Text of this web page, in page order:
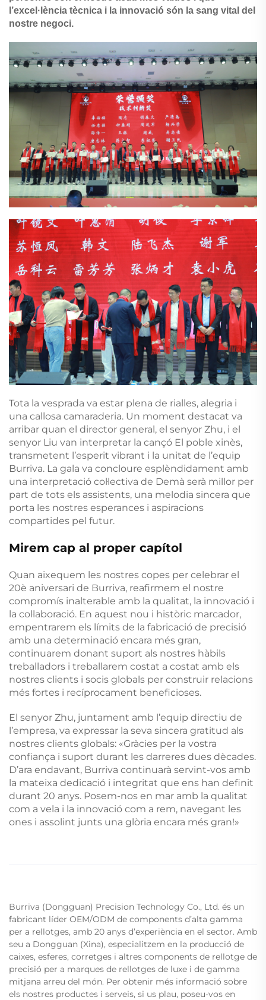
l’excel·lència tècnica i la innovació són la sang vital del
nostre negoci.
Tota la vesprada va estar plena de rialles, alegria i
una callosa camaraderia. Un moment destacat va
arribar quan el director general, el senyor Zhu, i el
senyor Liu van interpretar la cançó El poble xinès,
transmetent l’esperit vibrant i la unitat de l’equip
Burriva. La gala va concloure esplèndidament amb
una interpretació col·lectiva de Demà serà millor per
part de tots els assistents, una melodia sincera que
porta les nostres esperances i aspiracions
compartides pel futur.
Mirem cap al proper capítol
Quan aixequem les nostres copes per celebrar el
20è aniversari de Burriva, reafirmem el nostre
compromís inalterable amb la qualitat, la innovació i
la col·laboració. En aquest nou i històric marcador,
empentrarem els límits de la fabricació de precisió
amb una determinació encara més gran,
continuarem donant suport als nostres hàbils
treballadors i treballarem costat a costat amb els
nostres clients i socis globals per construir relacions
més fortes i recíprocament beneficioses.
El senyor Zhu, juntament amb l’equip directiu de
l’empresa, va expressar la seva sincera gratitud als
nostres clients globals: «Gràcies per la vostra
confiança i suport durant les darreres dues dècades.
D’ara endavant, Burriva continuarà servint-vos amb
la mateixa dedicació i integritat que ens han definit
durant 20 anys. Posem-nos en mar amb la qualitat
com a vela i la innovació com a rem, navegant les
ones i assolint junts una glòria encara més gran!»
Burriva (Dongguan) Precision Technology Co., Ltd. és un
fabricant líder OEM/ODM de components d’alta gamma
per a rellotges, amb 20 anys d’experiència en el sector. Amb
seu a Dongguan (Xina), especialitzem en la producció de
caixes, esferes, corretges i altres components de rellotge de
precisió per a marques de rellotges de luxe i de gamma
mitjana arreu del món. Per obtenir més informació sobre
els nostres productes i serveis, si us plau, poseu-vos en